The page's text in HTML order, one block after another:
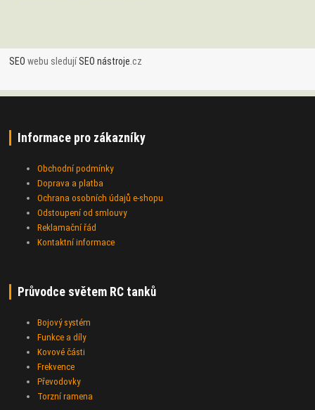
SEO webu sledujíSEO nástroje.cz
Informace pro zákazníky
Obchodní podmínky
Doprava a platba
Ochrana osobních údajů e-shopu
Odstoupení od smlouvy
Reklamační řád
Kontaktní informace
Průvodce světem RC tanků
Bojový systém
Funkce a díly
Kovové části
Frekvence
Převodovky
Torzní ramena